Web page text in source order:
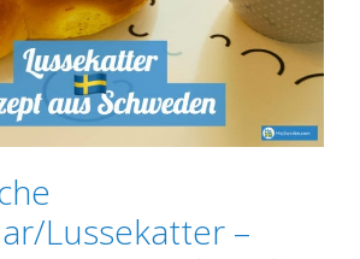
Lussekatter –